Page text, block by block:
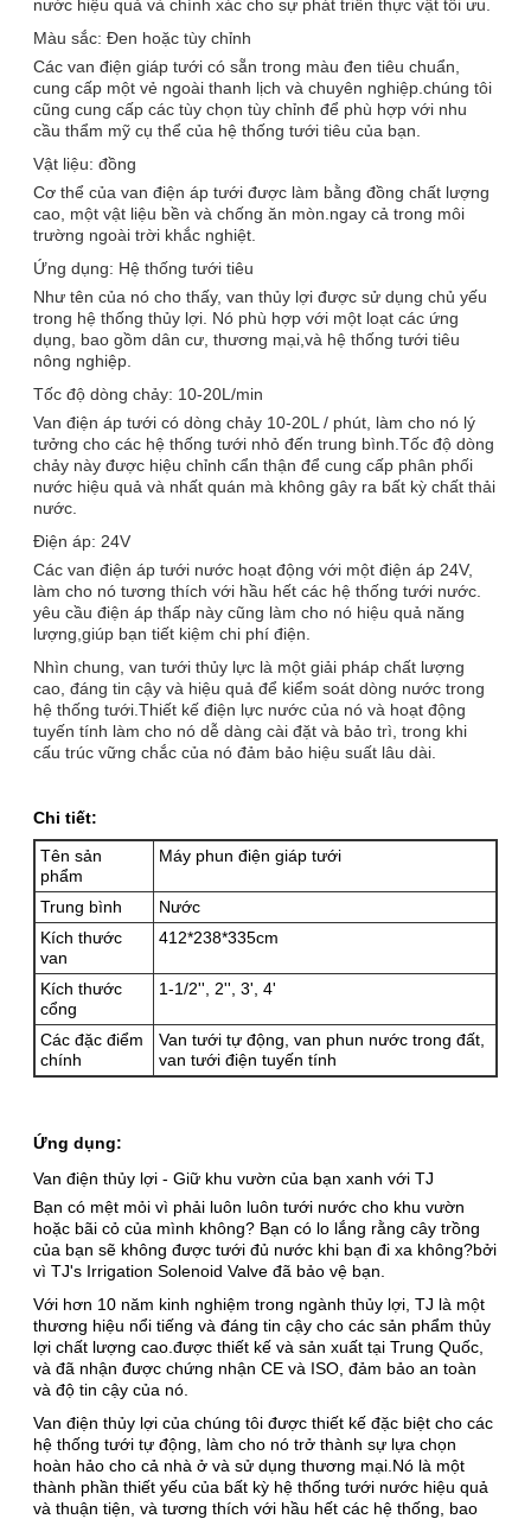
nước hiệu quả và chính xác cho sự phát triển thực vật tối ưu.
Màu sắc: Đen hoặc tùy chỉnh
Các van điện giáp tưới có sẵn trong màu đen tiêu chuẩn,
cung cấp một vẻ ngoài thanh lịch và chuyên nghiệp.chúng tôi
cũng cung cấp các tùy chọn tùy chỉnh để phù hợp với nhu
cầu thẩm mỹ cụ thể của hệ thống tưới tiêu của bạn.
Vật liệu: đồng
Cơ thể của van điện áp tưới được làm bằng đồng chất lượng
cao, một vật liệu bền và chống ăn mòn.ngay cả trong môi
trường ngoài trời khắc nghiệt.
Ứng dụng: Hệ thống tưới tiêu
Như tên của nó cho thấy, van thủy lợi được sử dụng chủ yếu
trong hệ thống thủy lợi. Nó phù hợp với một loạt các ứng
dụng, bao gồm dân cư, thương mại,và hệ thống tưới tiêu
nông nghiệp.
Tốc độ dòng chảy: 10-20L/min
Van điện áp tưới có dòng chảy 10-20L / phút, làm cho nó lý
tưởng cho các hệ thống tưới nhỏ đến trung bình.Tốc độ dòng
chảy này được hiệu chỉnh cẩn thận để cung cấp phân phối
nước hiệu quả và nhất quán mà không gây ra bất kỳ chất thải
nước.
Điện áp: 24V
Các van điện áp tưới nước hoạt động với một điện áp 24V,
làm cho nó tương thích với hầu hết các hệ thống tưới nước.
yêu cầu điện áp thấp này cũng làm cho nó hiệu quả năng
lượng,giúp bạn tiết kiệm chi phí điện.
Nhìn chung, van tưới thủy lực là một giải pháp chất lượng
cao, đáng tin cậy và hiệu quả để kiểm soát dòng nước trong
hệ thống tưới.Thiết kế điện lực nước của nó và hoạt động
tuyến tính làm cho nó dễ dàng cài đặt và bảo trì, trong khi
cấu trúc vững chắc của nó đảm bảo hiệu suất lâu dài.
Chi tiết:
Tên sản
phẩm
Máy phun điện giáp tưới
Trung bình
Nước
Kích thước
van
412*238*335cm
Kích thước
cổng
1-1/2'', 2'', 3', 4'
Các đặc điểm
chính
Van tưới tự động, van phun nước trong đất,
van tưới điện tuyến tính
Ứng dụng:
Van điện thủy lợi - Giữ khu vườn của bạn xanh với TJ
Bạn có mệt mỏi vì phải luôn luôn tưới nước cho khu vườn
hoặc bãi cỏ của mình không? Bạn có lo lắng rằng cây trồng
của bạn sẽ không được tưới đủ nước khi bạn đi xa không?bởi
vì TJ's Irrigation Solenoid Valve đã bảo vệ bạn.
Với hơn 10 năm kinh nghiệm trong ngành thủy lợi, TJ là một
thương hiệu nổi tiếng và đáng tin cậy cho các sản phẩm thủy
lợi chất lượng cao.được thiết kế và sản xuất tại Trung Quốc,
và đã nhận được chứng nhận CE và ISO, đảm bảo an toàn
và độ tin cậy của nó.
Van điện thủy lợi của chúng tôi được thiết kế đặc biệt cho các
hệ thống tưới tự động, làm cho nó trở thành sự lựa chọn
hoàn hảo cho cả nhà ở và sử dụng thương mại.Nó là một
thành phần thiết yếu của bất kỳ hệ thống tưới nước hiệu quả
và thuận tiện, và tương thích với hầu hết các hệ thống, bao